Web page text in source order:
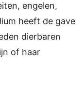
engelen,
heeft de gave
dierbaren
of haar